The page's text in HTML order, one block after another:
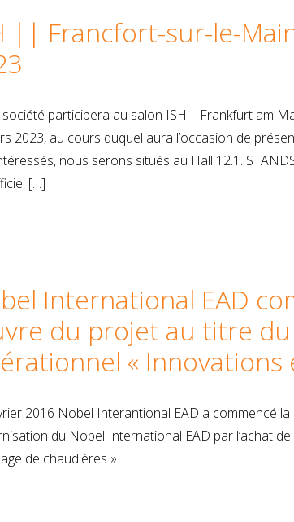
|| Francfort-sur-le-
participera au salon ISH – Frankfurt am
2023, au cours duquel aura l’occasion de
nous serons situés au Hall 12.1.
[…]
International EAD
du projet au titre du
«
2016 Nobel Interantional EAD a commencé
du Nobel International EAD par l’achat
de chaudières ».